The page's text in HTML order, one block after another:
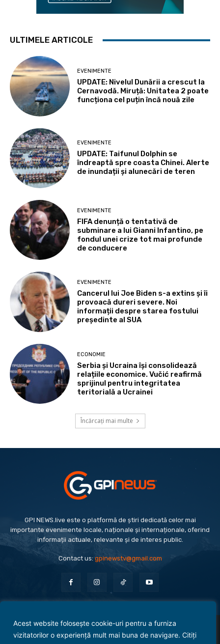
Acest website folosește cookie-uri pentru a furniza
vizitatorilor o experiență mult mai buna de navigare. Citiți
ULTIMELE ARTICOLE
EVENIMENTE
UPDATE: Nivelul Dunării a crescut la
Cernavodă. Miruță: Unitatea 2 poate
funcționa cel puțin încă nouă zile
EVENIMENTE
UPDATE: Taifunul Dolphin se
îndreaptă spre coasta Chinei. Alerte
de inundații și alunecări de teren
EVENIMENTE
FIFA denunță o tentativă de
subminare a lui Gianni Infantino, pe
fondul unei crize tot mai profunde
de conducere
EVENIMENTE
Cancerul lui Joe Biden s-a extins și îi
provoacă dureri severe. Noi
informații despre starea fostului
președinte al SUA
ECONOMIE
Serbia și Ucraina își consolidează
relațiile economice. Vučić reafirmă
sprijinul pentru integritatea
teritorială a Ucrainei
Încărcați mai multe
GPI NEWS.live este o platformă de știri dedicată celor mai
importante evenimente locale, naționale și internaționale, oferind
informații actuale, relevante și de interes public.
Contact us:gpinewstv@gmail.com
Evenimente Politică Economie Social
Sport
Monden
Cultură
Antreprenoriat
Administrație Publică